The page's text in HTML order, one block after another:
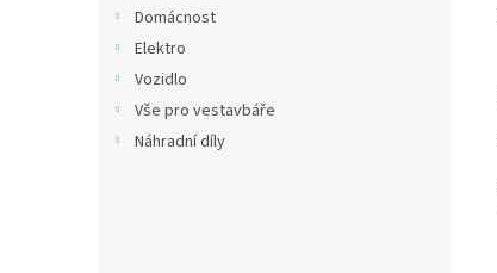
Domácnost
Elektro
Vozidlo
Vše pro vestavbáře
Náhradní díly